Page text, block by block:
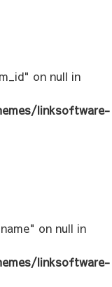
on null in
linksoftware-
on null in
linksoftware-